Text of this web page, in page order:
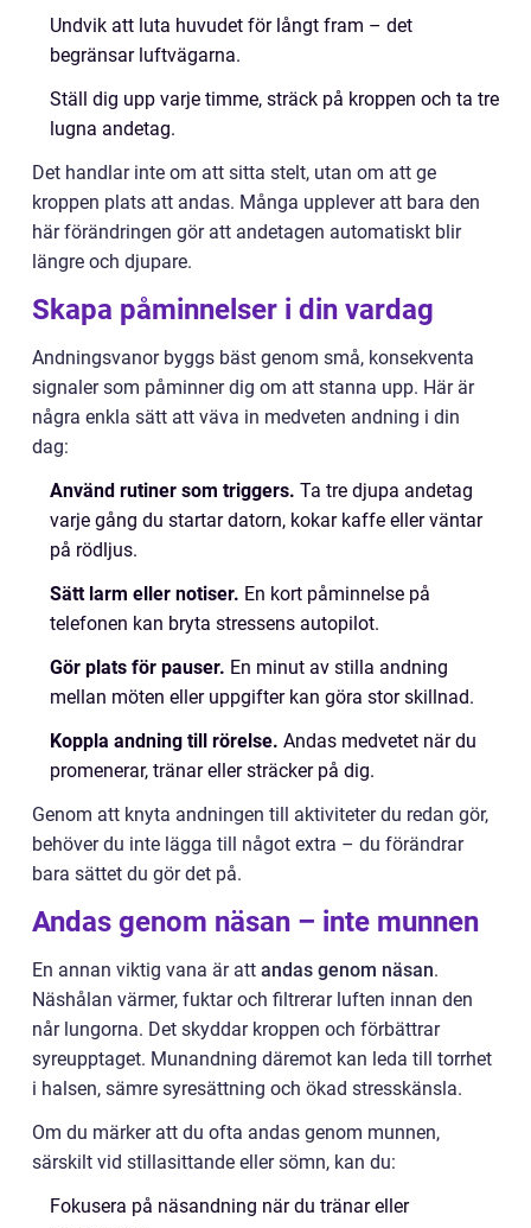
Undvik att luta huvudet för långt fram – det
begränsar luftvägarna.
Ställ dig upp varje timme, sträck på kroppen och ta tre
lugna andetag.
Det handlar inte om att sitta stelt, utan om att ge
kroppen plats att andas. Många upplever att bara den
här förändringen gör att andetagen automatiskt blir
längre och djupare.
Skapa påminnelser i din vardag
Andningsvanor byggs bäst genom små, konsekventa
signaler som påminner dig om att stanna upp. Här är
några enkla sätt att väva in medveten andning i din
dag:
Använd rutiner som triggers. Ta tre djupa andetag
varje gång du startar datorn, kokar kaffe eller väntar
på rödljus.
Sätt larm eller notiser. En kort påminnelse på
telefonen kan bryta stressens autopilot.
Gör plats för pauser. En minut av stilla andning
mellan möten eller uppgifter kan göra stor skillnad.
Koppla andning till rörelse. Andas medvetet när du
promenerar, tränar eller sträcker på dig.
Genom att knyta andningen till aktiviteter du redan gör,
behöver du inte lägga till något extra – du förändrar
bara sättet du gör det på.
Andas genom näsan – inte munnen
En annan viktig vana är att andas genom näsan.
Näshålan värmer, fuktar och filtrerar luften innan den
når lungorna. Det skyddar kroppen och förbättrar
syreupptaget. Munandning däremot kan leda till torrhet
i halsen, sämre syresättning och ökad stresskänsla.
Om du märker att du ofta andas genom munnen,
särskilt vid stillasittande eller sömn, kan du:
Fokusera på näsandning när du tränar eller